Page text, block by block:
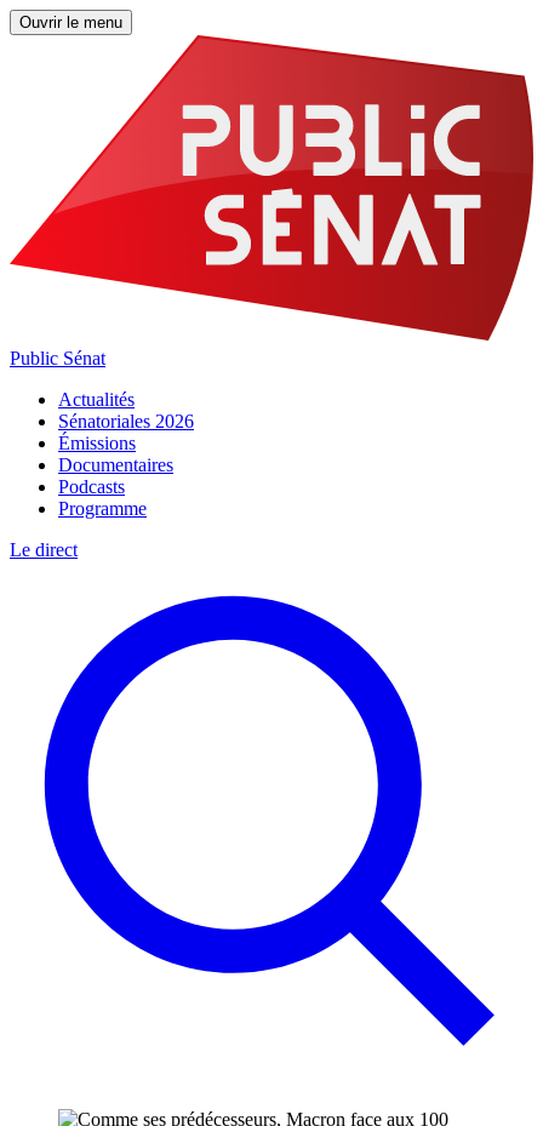
Ouvrir le menu
Public Sénat
Actualités
Sénatoriales 2026
Émissions
Documentaires
Podcasts
Programme
Le direct